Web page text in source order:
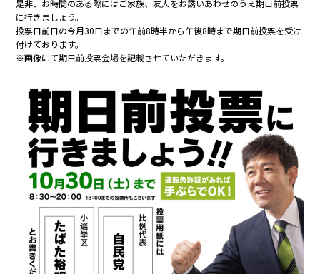
是非、お時間のある際にはご家族、友人をお誘いあわせのうえ期日前投票
に行きましょう。
投票日前日の今月30日までの午前8時半から午後8時まで期日前投票を受け
付けております。
※画像にて期日前投票会場を記載させていただきます。